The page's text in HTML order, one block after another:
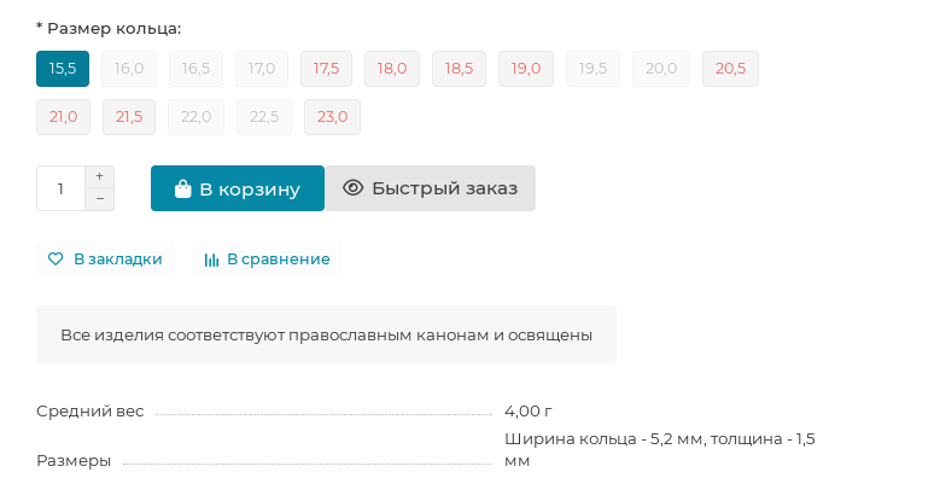
* Размер кольца:
15,5 16,0 16,5 17,0 17,5 18,0 18,5 19,0 19,5 20,0 20,5
21,0 21,5 22,0 22,5 23,0
В корзину Быстрый заказ
В закладки В сравнение
Все изделия соответствуют православным канонам и освящены
Средний вес 4,00 г
Размеры
Ширина кольца - 5,2 мм, толщина - 1,5
мм